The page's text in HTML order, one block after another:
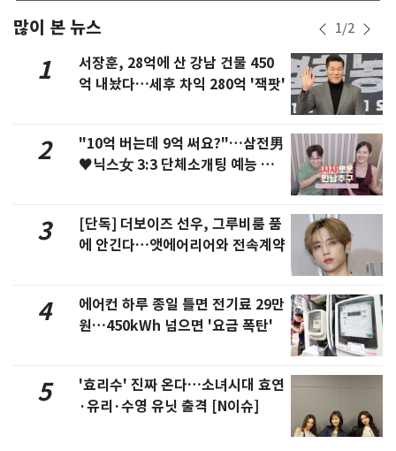
많이 본 뉴스 1/2
1
서장훈, 28억에 산 강남 건물 450
억 내놨다…세후 차익 280억 '잭팟'
2
"10억 버는데 9억 써요?"…삼전男
♥닉스女 3:3 단체소개팅 예능 화
3
[단독] 더보이즈 선우, 그루비룸 품
에 안긴다…앳에어리어와 전속계약
4
에어컨 하루 종일 틀면 전기료 29만
원…450kWh 넘으면 '요금 폭탄'
5
'효리수' 진짜 온다…소녀시대 효연
·유리·수영 유닛 출격 [N이슈]